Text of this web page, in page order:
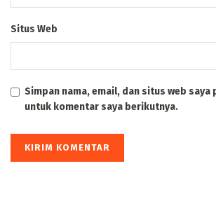
Situs Web
Simpan nama, email, dan situs web saya
untuk komentar saya berikutnya.